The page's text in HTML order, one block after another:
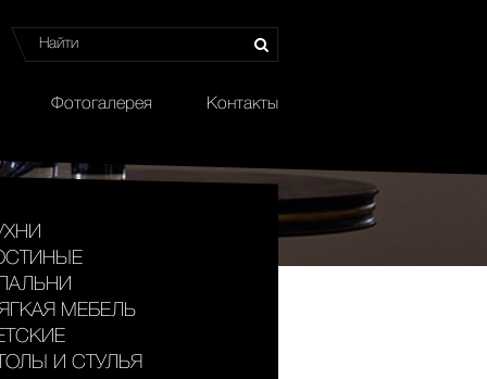
Фотогалерея Контакты
МЕБЕЛЬ
И СТУЛЬЯ